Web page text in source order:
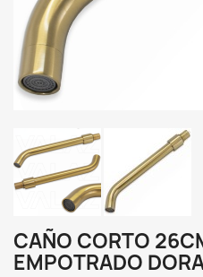
CAÑO CORTO
EMPOTRADO